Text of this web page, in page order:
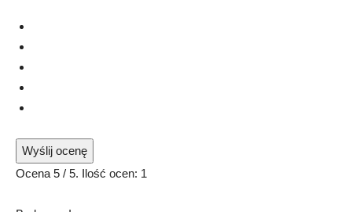
Wyślij ocenę
Ocena 5 / 5. Ilość ocen: 1